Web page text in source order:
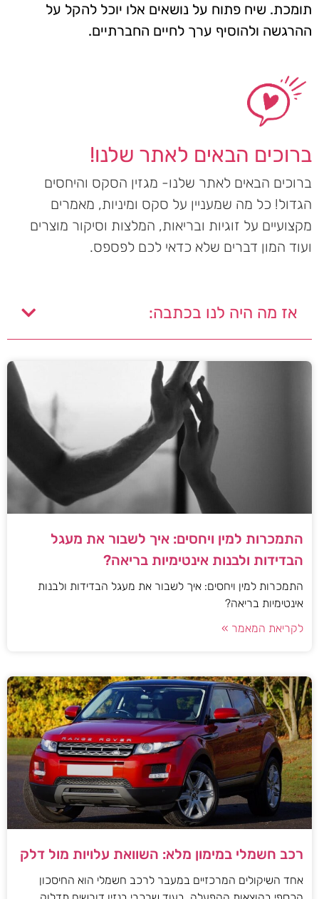
תומכת. שיח פתוח על נושאים אלו יוכל להקל על
ההרגשה ולהוסיף ערך לחיים החברתיים.
ברוכים הבאים לאתר שלנו!
ברוכים הבאים לאתר שלנו- מגזין הסקס והיחסים
הגדול! כל מה שמעניין על סקס ומיניות, מאמרים
מקצועיים על זוגיות ובריאות, המלצות וסיקור מוצרים
ועוד המון דברים שלא כדאי לכם לפספס.
אז מה היה לנו בכתבה:
התמכרות למין ויחסים: איך לשבור את מעגל
הבדידות ולבנות אינטימיות בריאה?
התמכרות למין ויחסים: איך לשבור את מעגל הבדידות ולבנות
אינטימיות בריאה?
לקריאת המאמר »
רכב חשמלי במימון מלא: השוואת עלויות מול דלק
אחד השיקולים המרכזיים במעבר לרכב חשמלי הוא החיסכון